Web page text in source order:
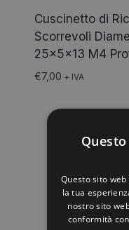
Cuscinetto di
Scorrevoli
25x5x13 M4
€7,00 + IVA
Questo sito
la tua
nostro sito
conformità